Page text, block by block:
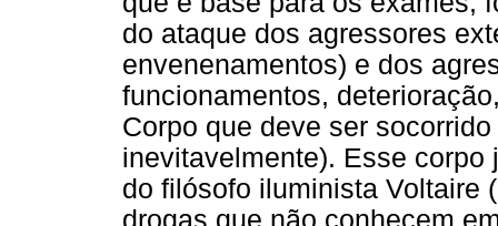
do ataque dos agressores
envenenamentos) e dos
funcionamentos,
Corpo que deve ser
inevitavelmente). Esse
do filósofo iluminista Voltaire